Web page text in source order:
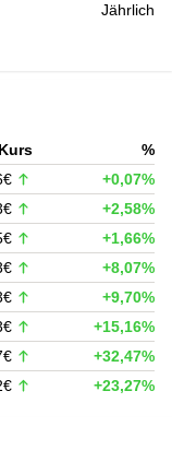
Jährlich
Kurs
%
+0,07%
+2,58%
+1,66%
+8,07%
+9,70%
+15,16%
+32,47%
+23,27%